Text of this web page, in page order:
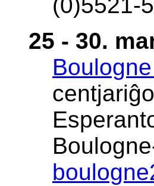
(0)5521-
25 - 30.